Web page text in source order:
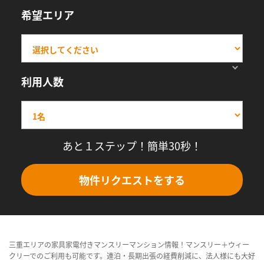
希望エリア
利用人数
あと１ステップ！簡単30秒！
物件リクエストをする
三重エリアの家具家電付きマンスリーマンション情報！マンスリー＋ウィー
クリーでのご利用も可能です。連泊・長期出張の経費削減に、法人様にも大好